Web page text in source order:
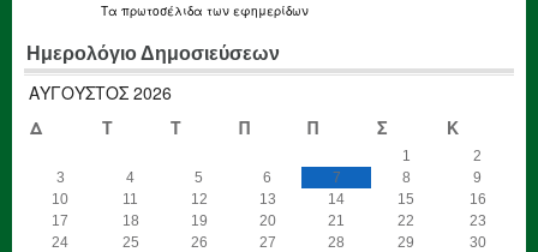
Τα πρωτοσέλιδα των εφημερίδων
Ημερολόγιο Δημοσιεύσεων
ΑΎΓΟΥΣΤΟΣ 2026
Δ
Τ Τ Π Π Σ Κ
1
2
3
4 5 6 7 8
9
10
11 12 13 14 15
16
17
18 19 20 21 22
23
24
25 26 27 28 29
30